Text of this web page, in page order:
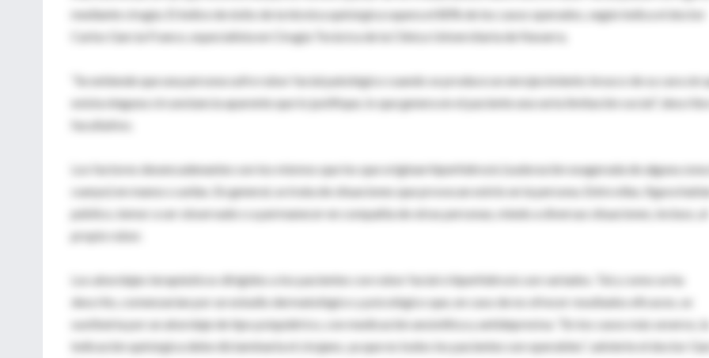
mediante cirugía. El índice de éxito de la técnica quirúrgica supera el 80% de los casos operados, según indica el doctor
Carlos García Franco, especialista en Cirugía Torácica de la Clínica Universitaria de Navarra.
“Se entiende que una persona sufre rubor facial patológico cuando se produce un enrojecimiento brusco de su cara sin
exista ninguna circunstancia aparente que lo justifique, lo que genera en el paciente una seria limitación social”,
facultativo.
Los factores desencadenantes son los mismos que los que originan hiperhidrosis (sudoración exagerada de alguna
cuerpo) en manos o axilas. En general, se trata de situaciones que provocan estrés en la persona. Entre ellas, figura
público, temor a ser observado o a permanecer en compañía de otras personas, miedo a diversas situaciones, incluso, al
propio rubor.
Los abordajes terapéuticos dirigidos a los pacientes con rubor facial o hiperhidrosis son variados. Tal y como se ha
descrito, comenzarían por un estudio dermatológico y psicológico que, en caso de no ofrecer resultados eficaces, se
sustituiría por un abordaje de tipo psiquiátrico, con medicación ansiolítica y antidepresiva. “En los casos más severos, la
indicación quirúrgica debe dictaminarla el cirujano, ya que no todos los pacientes son operables”, advierte el doctor